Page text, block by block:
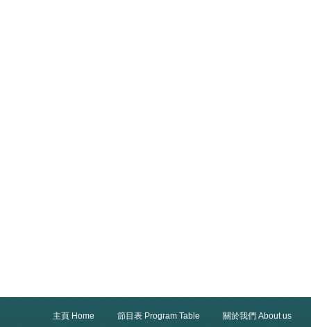
主頁 Home 節目表 Program Table
關於我們 About us